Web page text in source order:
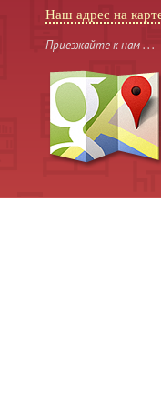
Наш адрес на
Приезжайте к нам . . .